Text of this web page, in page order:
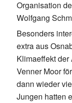
Organisation
Wolfgang
Besonders
extra aus
Klimaeffekt
Venner Moor
dann wieder
Jungen hatten